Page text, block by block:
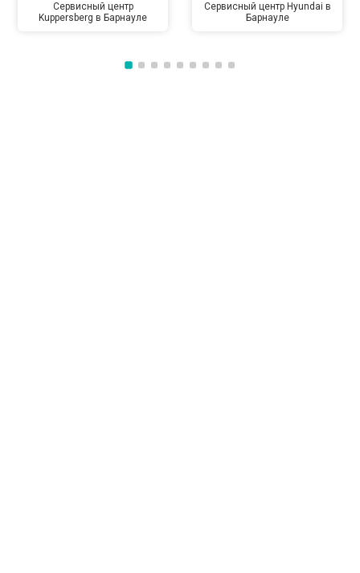
Сервисный центр
Kuppersberg в Барнауле
Сервисный центр Hyundai в
Барнауле